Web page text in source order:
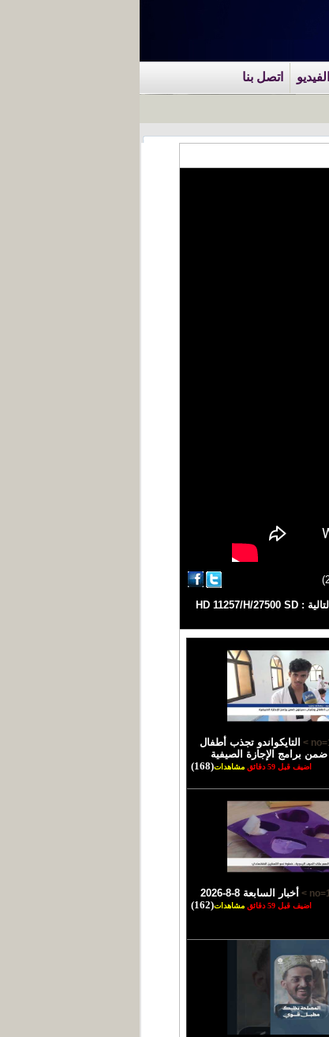
اتصل بنا
#كومنت | تقديم شيماء امين #اليمن #يمن_شباب #اخبار_اليمن قناة فضائية يمنية مستقلة تبث على مدار النايلسات بالترددات التالية : HD 11257/H/27500 SD
التايكواندو تجذب أطفال
برامج الإجازة الصيفية
اضيف قبل 59 دقائق مشاهدات(168)
أخبار السابعة 8-8-2026
اضيف قبل 59 دقائق مشاهدات(162)